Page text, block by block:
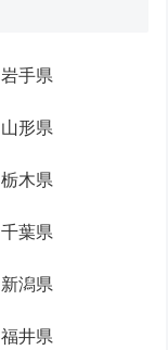
岩手県
山形県
栃木県
千葉県
新潟県
福井県